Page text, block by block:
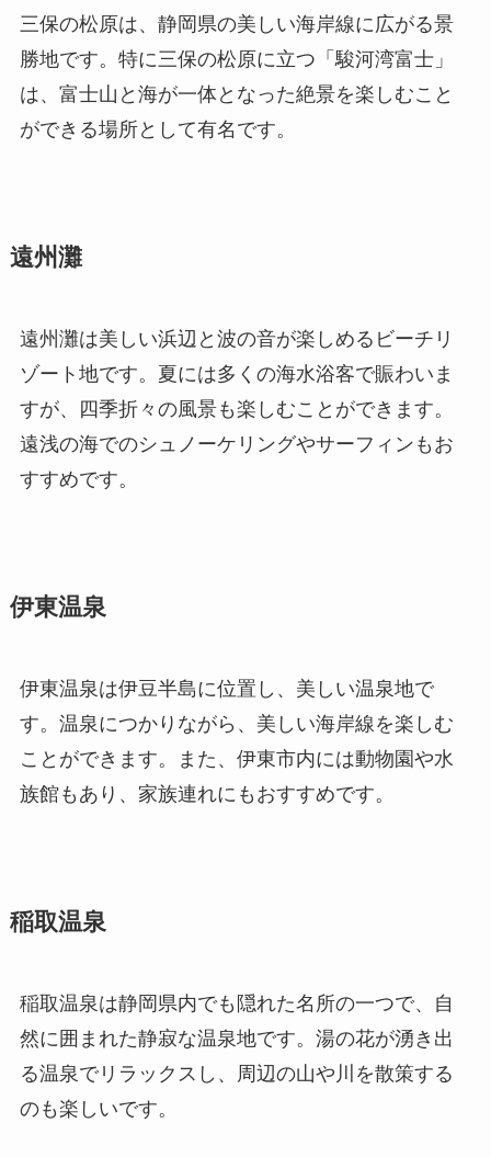
三保の松原は、静岡県の美しい海岸線に広がる景
勝地です。特に三保の松原に立つ「駿河湾富士」
は、富士山と海が一体となった絶景を楽しむこと
ができる場所として有名です。
遠州灘
遠州灘は美しい浜辺と波の音が楽しめるビーチリ
ゾート地です。夏には多くの海水浴客で賑わいま
すが、四季折々の風景も楽しむことができます。
遠浅の海でのシュノーケリングやサーフィンもお
すすめです。
伊東温泉
伊東温泉は伊豆半島に位置し、美しい温泉地で
す。温泉につかりながら、美しい海岸線を楽しむ
ことができます。また、伊東市内には動物園や水
族館もあり、家族連れにもおすすめです。
稲取温泉
稲取温泉は静岡県内でも隠れた名所の一つで、自
然に囲まれた静寂な温泉地です。湯の花が湧き出
る温泉でリラックスし、周辺の山や川を散策する
のも楽しいです。